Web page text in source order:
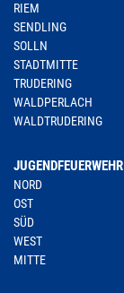
RIEM
SENDLING
SOLLN
STADTMITTE
TRUDERING
WALDPERLACH
WALDTRUDERING
JUGENDFEUERWEHR
NORD
OST
SÜD
WEST
MITTE